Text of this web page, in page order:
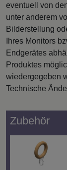
eventuell von
unter anderem
Bilderstellung
Ihres Monitors
Endgerätes
Produktes
wiedergegeben
Technische
Zubehör